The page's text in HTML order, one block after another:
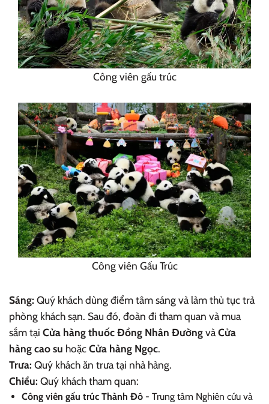
Công viên gấu trúc
Công viên Gấu Trúc
Sáng: Quý khách dùng điểm tâm sáng và làm thủ tục trả
phòng khách sạn. Sau đó, đoàn đi tham quan và mua
sắm tại Cửa hàng thuốc Đồng Nhân ĐườngvàCửa
hàng cao su hoặcCửa hàng Ngọc.
Trưa: Quý khách ăn trưa tại nhà hàng.
Chiều: Quý khách tham quan:
Công viên gấu trúc Thành Đô- Trung tâm Nghiên cứu và